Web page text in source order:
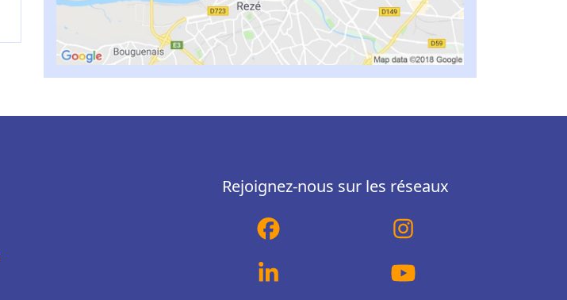
Rejoignez-nous sur les réseaux